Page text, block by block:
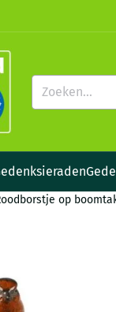
of sta alle
Zoeken
op